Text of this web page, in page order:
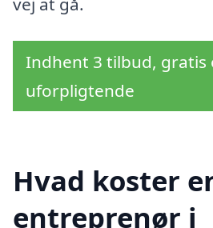
Indhent 3 tilbud, gratis
uforpligtende
Hvad koster
entreprenør i